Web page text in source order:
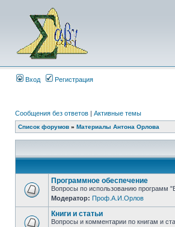
Вход Регистрация
Сообщения без ответов | Активные темы
Список форумов » Материалы Антона Орлова
Программное обеспечение
Вопросы по использованию программ
Модератор: Проф.А.И.Орлов
Книги и статьи
Вопросы и комментарии по книгам и